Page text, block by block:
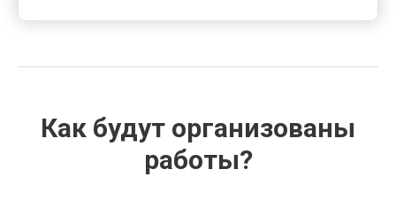
Как будут организованы
работы?